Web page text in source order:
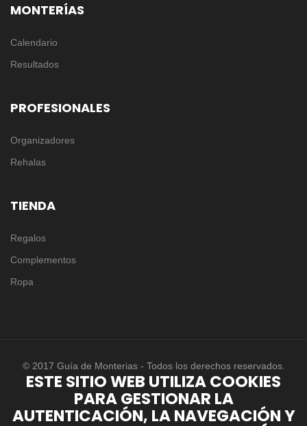
MONTERÍAS
Calendario
Resultados
PROFESIONALES
Organizadores
Rehalas
TIENDA
Regalos
Complementos
Ropa
© 2017 Guía de Monterias - Todos los derechos reservados.
ESTE SITIO WEB UTILIZA COOKIES
PARA GESTIONAR LA
AUTENTICACIÓN, LA NAVEGACIÓN Y